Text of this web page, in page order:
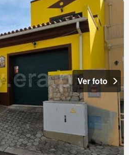
Ver foto